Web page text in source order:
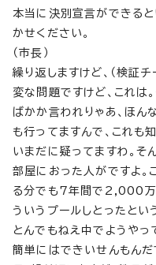
本当に決別宣言ができる
かせください。
（市長）
繰り返しますけど、（検証
変な問題ですけど、これは
ばかか言われりゃあ、ほん
も行ってますんで、これも
いまだに疑ってますわ。そ
部屋におった人がですよ。
る分でも7年間で2,000万
ういうプールしとったとい
とんでもねえ中でようやっ
簡単にはできいせんもんだ